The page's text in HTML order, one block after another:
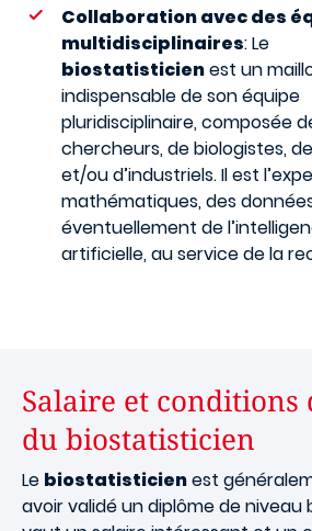
Collaboration avec des
multidisciplinaires: Le
biostatisticienest un
indispensable de son équipe
pluridisciplinaire, composée
chercheurs, de biologistes,
et/ou d’industriels. Il est
mathématiques, des
éventuellement de
artificielle, au service de la
Salaire et conditions
du biostatisticien
Le biostatisticienest
avoir validé un diplôme de niveau